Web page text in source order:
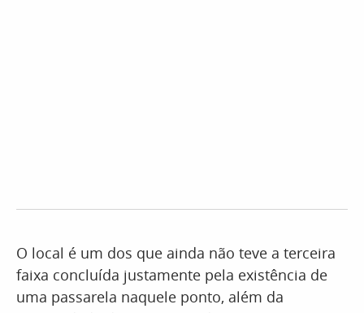
O local é um dos que ainda não teve a terceira
faixa concluída justamente pela existência de
uma passarela naquele ponto, além da